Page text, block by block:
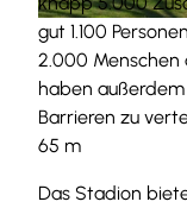
© Tourist-Information
gut 1.100
2.000 Menschen
haben
Barrieren zu
65 m
Das Stadion